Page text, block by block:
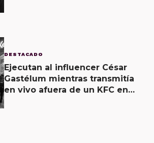
DESTACADO
Ejecutan al influencer César
Gastélum mientras transmitía
en vivo afuera de un KFC en